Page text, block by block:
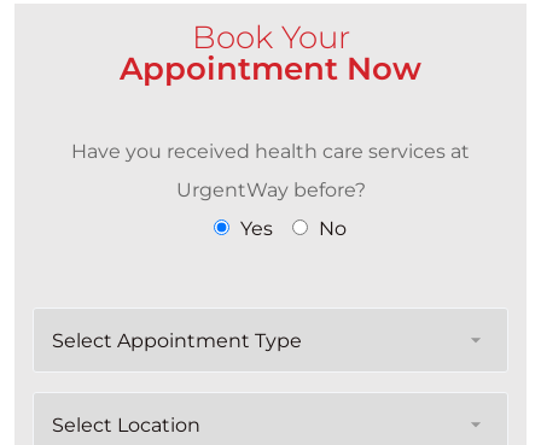
Book Your
Appointment Now
Have you received health care services at
UrgentWay before?
Yes
No